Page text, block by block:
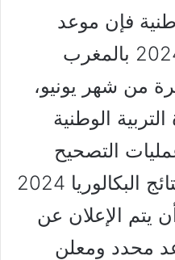
فإن موعد
اعلان نتائج البكالوريا 2024 بالمغرب
من شهر يونيو،
الوطنية
التصحيح
والتدقيق لضمان دقة نتائج البكالوريا 2024
يتم الإعلان عن
محدد ومعلن